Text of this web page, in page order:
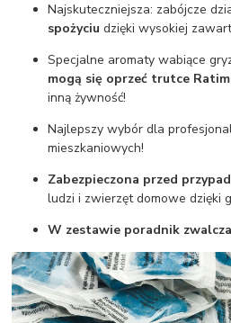
Najskuteczniejsza: zabójcze
spożyciudzięki wysokiej
Specjalne aromaty wabiące
mogą się oprzeć trutce
inną żywność!
Najlepszy wybór dla
mieszkaniowych!
Zabezpieczona przed
ludzi i zwierzęt domowe dzięki
W zestawie poradnik